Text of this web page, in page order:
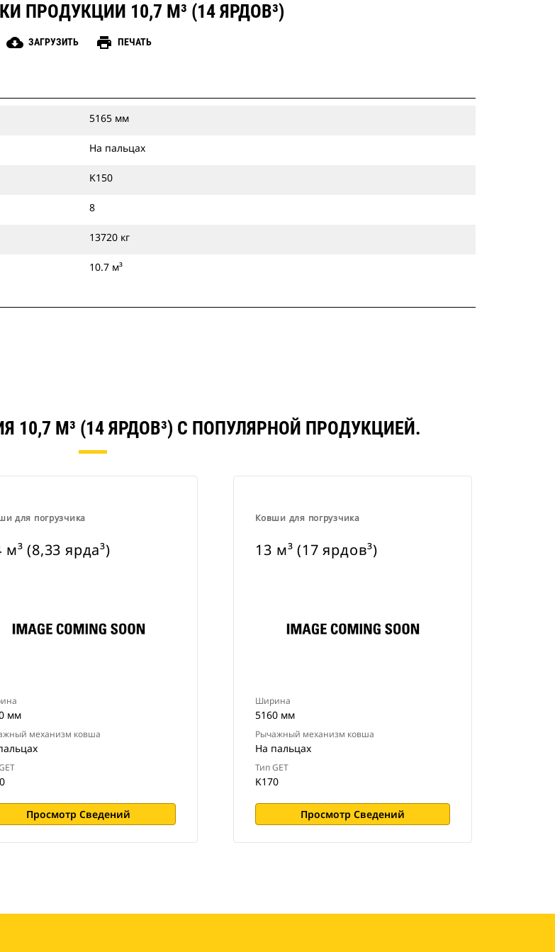
ПРОДУКЦИИ 10,7 М³ (14 ЯРДОВ³)
cloud_download ЗАГРУЗИТЬ print ПЕЧАТЬ
5165 мм
На пальцах
K150
8
13720 кг
10.7 м³
10,7 М³ (14 ЯРДОВ³) С ПОПУЛЯРНОЙ ПРОДУКЦИЕЙ.
для погрузчика
м³ (8,33 ярда³)
мм
механизм ковша
Просмотр Сведений
Ковши для погрузчика
13 м³ (17 ярдов³)
Ширина
5160 мм
Рычажный механизм ковша
На пальцах
Тип GET
K170
Просмотр Сведений